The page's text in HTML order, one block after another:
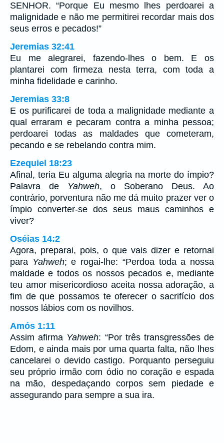
SENHOR. “Porque Eu mesmo lhes perdoarei a
malignidade e não me permitirei recordar mais dos
seus erros e pecados!”
Jeremias 32:41
Eu me alegrarei, fazendo-lhes o bem. E os
plantarei com firmeza nesta terra, com toda a
minha fidelidade e carinho.
Jeremias 33:8
E os purificarei de toda a malignidade mediante a
qual erraram e pecaram contra a minha pessoa;
perdoarei todas as maldades que cometeram,
pecando e se rebelando contra mim.
Ezequiel 18:23
Afinal, teria Eu alguma alegria na morte do ímpio?
Palavra de Yahweh, o Soberano Deus. Ao
contrário, porventura não me dá muito prazer ver o
ímpio converter-se dos seus maus caminhos e
viver?
Oséias 14:2
Agora, preparai, pois, o que vais dizer e retornai
para Yahweh; e rogai-lhe: “Perdoa toda a nossa
maldade e todos os nossos pecados e, mediante
teu amor misericordioso aceita nossa adoração, a
fim de que possamos te oferecer o sacrifício dos
nossos lábios com os novilhos.
Amós 1:11
Assim afirma Yahweh: “Por três transgressões de
Edom, e ainda mais por uma quarta falta, não lhes
cancelarei o devido castigo. Porquanto perseguiu
seu próprio irmão com ódio no coração e espada
na mão, despedaçando corpos sem piedade e
assegurando para sempre a sua ira.